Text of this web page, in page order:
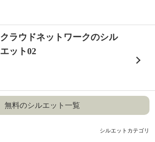
クラウドネットワークのシル
エット02
無料のシルエット一覧
シルエットカテゴリ